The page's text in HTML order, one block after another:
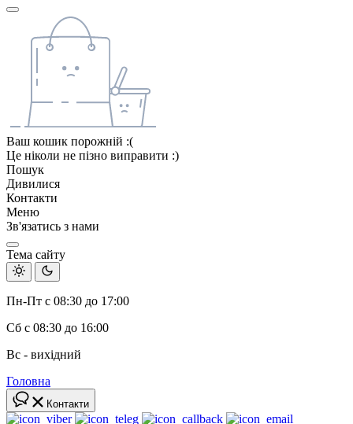
Ваш кошик порожній :(
Це ніколи не пізно виправити :)
Пошук
Дивилися
Контакти
Меню
Зв'язатись з нами
Тема сайту
Пн-Пт с 08:30 до 17:00
Сб с 08:30 до 16:00
Вс - вихідний
Головна
Контакти